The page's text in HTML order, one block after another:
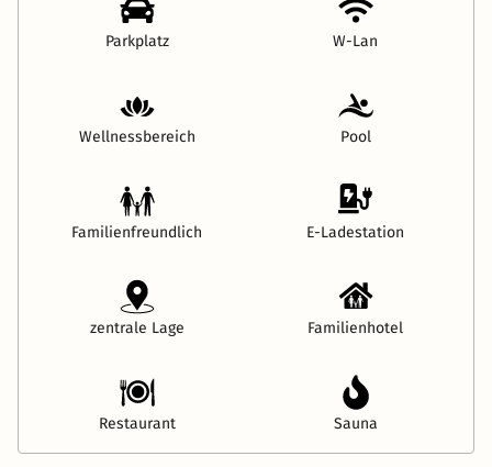
Parkplatz W-Lan
Wellnessbereich Pool
Familienfreundlich E-Ladestation
zentrale Lage Familienhotel
Restaurant Sauna